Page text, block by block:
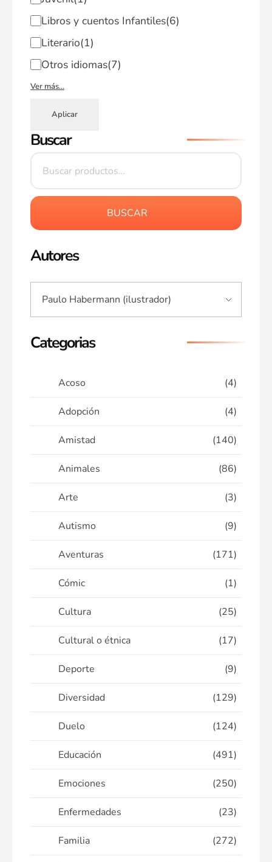
Libros y cuentos Infantiles(6)
Literario(1)
Otros idiomas(7)
Ver más…
Aplicar
Buscar
BUSCAR
Autores
Categorias
Acoso (4)
Adopción (4)
Amistad (140)
Animales (86)
Arte (3)
Autismo (9)
Aventuras (171)
Cómic (1)
Cultura (25)
Cultural o étnica (17)
Deporte (9)
Diversidad (129)
Duelo (124)
Educación (491)
Emociones (250)
Enfermedades (23)
Familia (272)